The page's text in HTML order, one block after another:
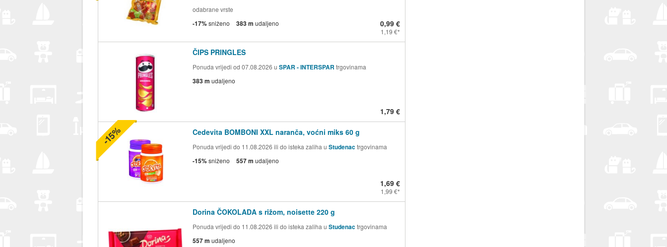
odabrane vrste
-17%sniženo 383 m udaljeno 0,99 €
1,19 €
ČIPS PRINGLES
Ponuda vrijedi od 07.08.2026 u SPAR - INTERSPAR trgovinama
383 m udaljeno
1,79 €
Cedevita BOMBONI XXL naranča, voćni miks 60 g
Ponuda vrijedi do 11.08.2026 ili do isteka zaliha u Studenactrgovinama
-15%sniženo 557 m udaljeno
1,69 €
1,99 €
-15%
Dorina ČOKOLADA s rižom, noisette 220 g
Ponuda vrijedi do 11.08.2026 ili do isteka zaliha u Studenactrgovinama
557 m udaljeno